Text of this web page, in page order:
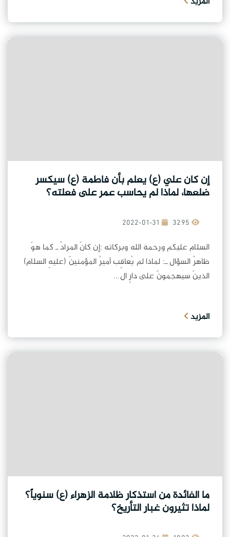
إن كان علي (ع) يعلم بأن فاطمة (ع) سيكسر
ضلعها، لماذا لم يحاسب عمر على فعلته؟
2022-01-31
السلام عليكم ورحمة الله وبركاته :إن كانَ المرادُ ـ كما هوَ
ظاهرُ السؤال ـ: لماذا لم يُعاقِب أميرُ المؤمنينَ (عليهِ السلام)
الذينَ سيهجمونَ على دارِ ال...
المزيد
ما الفائدة من استذكار ظلامة الزهراء (ع) سنوياً؟
لماذا تثيرون غبار التأريخ؟